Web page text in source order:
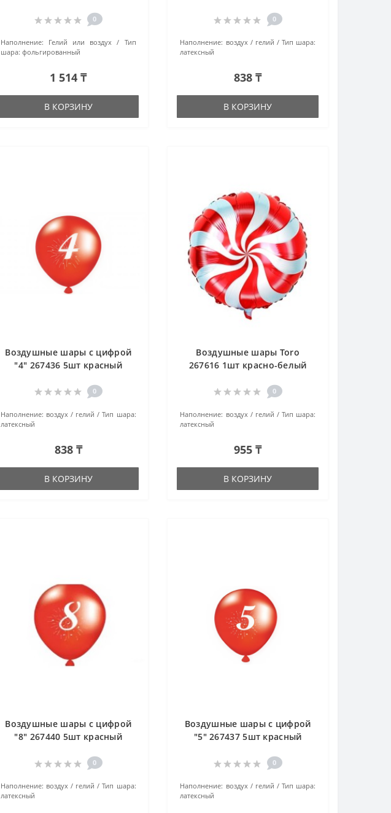
0
Наполнение: Гелий или воздух
Тип
шара: фольгированный
1 514 ₸
В КОРЗИНУ
0
Наполнение: воздух / гелий
Тип шара:
латексный
838 ₸
В КОРЗИНУ
Воздушные шары с цифрой
"4" 267436 5шт красный
0
Наполнение: воздух / гелий
Тип шара:
латексный
838 ₸
В КОРЗИНУ
Воздушные шары Toro
267616 1шт красно-белый
0
Наполнение: воздух / гелий
Тип шара:
латексный
955 ₸
В КОРЗИНУ
Воздушные шары с цифрой
"8" 267440 5шт красный
0
Наполнение: воздух / гелий
Тип шара:
латексный
Воздушные шары с цифрой
"5" 267437 5шт красный
0
Наполнение: воздух / гелий
Тип шара:
латексный